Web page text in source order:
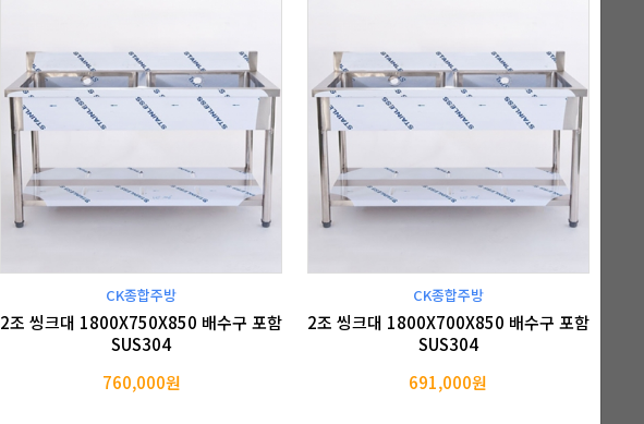
CK종합주방
2조 씽크대 1800X750X850 배수구 포함
SUS304
760,000원
CK종합주방
2조 씽크대 1800X700X850 배수구 포함
SUS304
691,000원